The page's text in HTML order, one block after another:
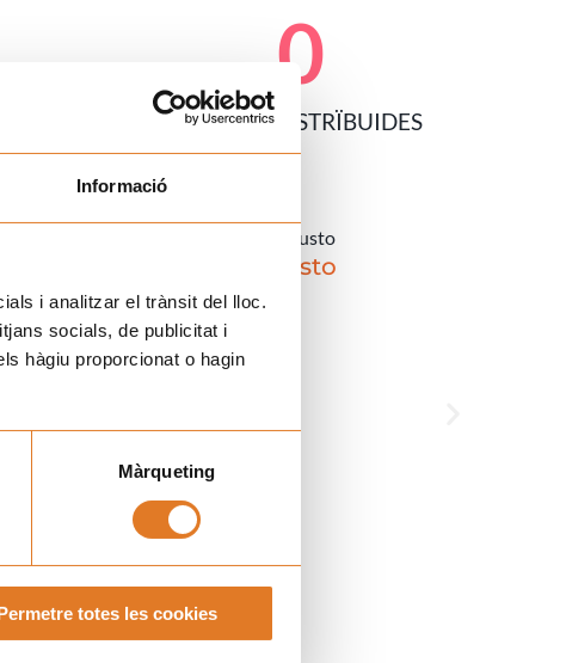
Informació
i analitzar el trànsit del lloc.
socials, de publicitat i
hàgiu proporcionat o hagin
Màrqueting
totes les cookies
GORRES DISTRÏBUIDES
0
Custo